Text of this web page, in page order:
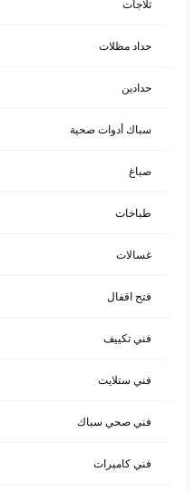
ثلاجات
حداد مظلات
حدادين
سباك أدوات صحية
صباغ
طباخات
غسالات
فتح اقفال
فني تكييف
فني ستلايت
فني صحي سباك
فني كاميرات